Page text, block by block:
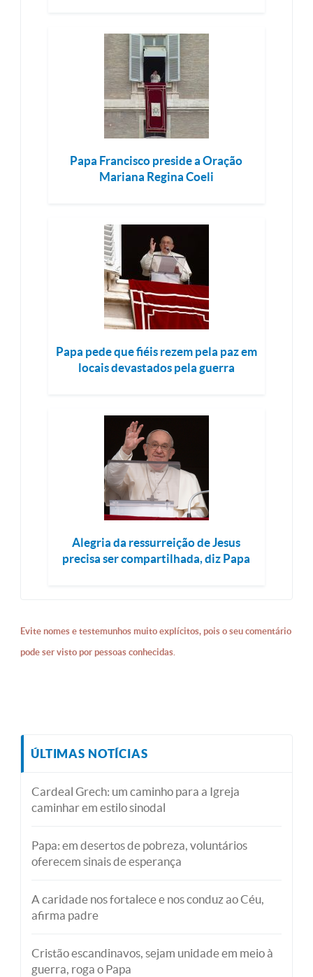
Papa Francisco preside a Oração
Mariana Regina Coeli
Papa pede que fiéis rezem pela paz em
locais devastados pela guerra
Alegria da ressurreição de Jesus
precisa ser compartilhada, diz Papa
Evite nomes e testemunhos muito explícitos, pois o seu comentário
pode ser visto por pessoas conhecidas.
ÚLTIMAS NOTÍCIAS
Cardeal Grech: um caminho para a Igreja
caminhar em estilo sinodal
Papa: em desertos de pobreza, voluntários
oferecem sinais de esperança
A caridade nos fortalece e nos conduz ao Céu,
afirma padre
Cristão escandinavos, sejam unidade em meio à
guerra, roga o Papa